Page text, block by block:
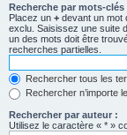
Recherche par mots-clés
Placez un + devant un mot
exclu. Saisissez une suite
un des mots doit être
recherches partielles.
Rechercher tous les
Rechercher n’importe
Rechercher par auteur :
Utilisez le caractère « * »